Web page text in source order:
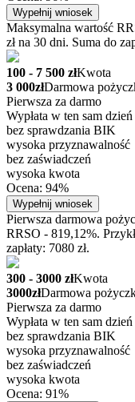
Wypełnij wniosek
Maksymalna wartość
zł na 30 dni. Suma do
100 - 7 500 złKwota
3 000złDarmowa
Pierwsza za darmo
Wypłata w ten sam dzień
bez sprawdzania BIK
wysoka przyznawalność
bez zaświadczeń
wysoka kwota
Ocena: 94%
Wypełnij wniosek
Pierwsza darmowa
RRSO - 819,12%.
zapłaty: 7080 zł.
300 - 3000 złKwota
3000złDarmowa
Pierwsza za darmo
Wypłata w ten sam dzień
bez sprawdzania BIK
wysoka przyznawalność
bez zaświadczeń
wysoka kwota
Ocena: 91%